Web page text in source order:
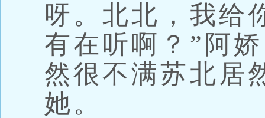
呀。北北，我给
有在听啊？”阿
然很不满苏北居
她。